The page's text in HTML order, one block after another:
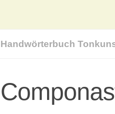
Handwörterbuch